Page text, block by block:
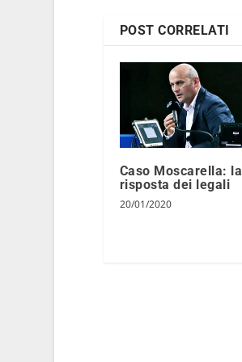
POST CORRELATI
Caso Moscarella: la
risposta dei legali
20/01/2020